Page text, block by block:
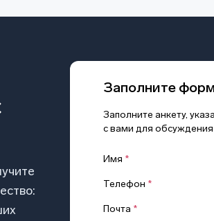
Заполните
Заполните анкету,
с вами для обсуждения
Имя *
Телефон *
Почта *